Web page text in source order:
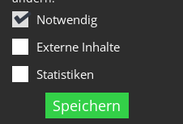
Notwendig
Externe Inhalte
Statistiken
Speichern